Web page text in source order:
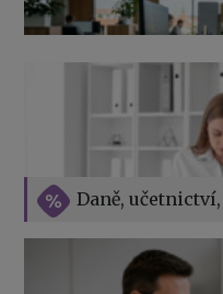
Daně,
Vše o překážkách v práci
Přehledy pro OSSZ a
v roce 2026